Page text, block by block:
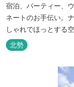
宿泊、パーティー、
ネートのお手伝い。
しゃれでほっとする
たします。
北勢